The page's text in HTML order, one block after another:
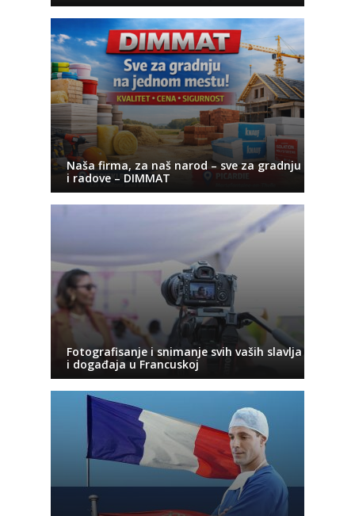
Naša firma, za naš narod – sve za gradnju
i radove – DIMMAT
Fotografisanje i snimanje svih vaših slavlja
i događaja u Francuskoj